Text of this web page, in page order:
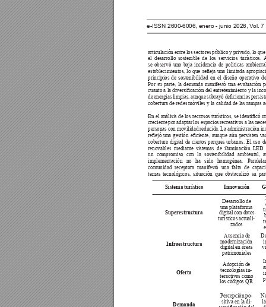
e-ISSN 2600-6006, enero - junio 2026, Vol. 7
articulación entre los sectores público y privado, lo que
el desarrollo sostenible de los servicios turísticos.
se observó una baja incidencia de políticas
establecimientos, lo que reeja una limitada
principios de sostenibilidad en el diseño operativo
Por su parte, la demanda manifestó una evaluación
cuanto a la diversicación del entretenimiento y la
de energías limpias, aunque subrayó deciencias
cobertura de redes móviles y la calidad de las rampas
En el análisis de los recursos turísticos, se identicó
creciente por adaptar los espacios recreativos a las
personas con movilidad reducida. La administración
reejó una gestión eciente, aunque aún persisten
cobertura digital de ciertos parques urbanos. El uso
renovables mediante sistemas de iluminación LED
un compromiso con la sostenibilidad ambiental,
implementación no ha sido homogénea.
comunidad receptora manifestó una falta de
temas tecnológicos, situación que obstaculizó su
Sistema turístico Innovación
Superestructura
Desarrollo de
una plataforma
digital con datos
turísticos actuali-
zados
Infraestructura
Ausencia de
modernización
digital en áreas
patrimoniales
Oferta
Adopción de
tecnologías in-
teractivas como
los códigos QR
Demanda
Percepción po-
sitiva en la di-